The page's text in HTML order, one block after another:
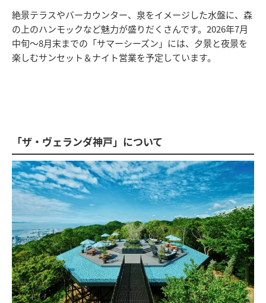
絶景テラスやバーカウンター、泉をイメージした水盤に、森
の上のハンモックなど魅力が盛りだくさんです。2026年7月
中旬～8月末までの「サマーシーズン」には、夕景と夜景を
楽しむサンセット＆ナイト営業を予定しています。
「ザ・ヴェランダ神戸」について